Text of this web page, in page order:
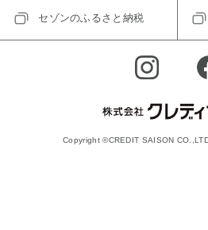
セゾンのふるさと納税
Copyright ©CREDIT SAISON